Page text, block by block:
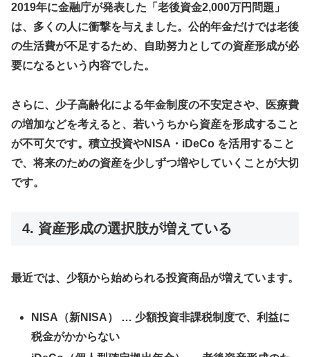
2019年に金融庁が発表した「老後資金2,000万円問題」
は、多くの人に衝撃を与えました。公的年金だけでは老後
の生活費が不足するため、自助努力としての資産形成が必
要になるという内容でした。
さらに、少子高齢化による年金制度の不安定さや、医療費
の増加などを考えると、若いうちから資産を形成すること
が不可欠です。 積立投資やNISA・iDeCo を活用すること
で、将来のための資産を少しずつ増やしていくことが大切
です。
4. 資産形成の選択肢が増えている
最近では、少額から始められる投資商品が増えています。
NISA（新NISA）
… 少額投資非課税制度で、利益に
税金がかからない